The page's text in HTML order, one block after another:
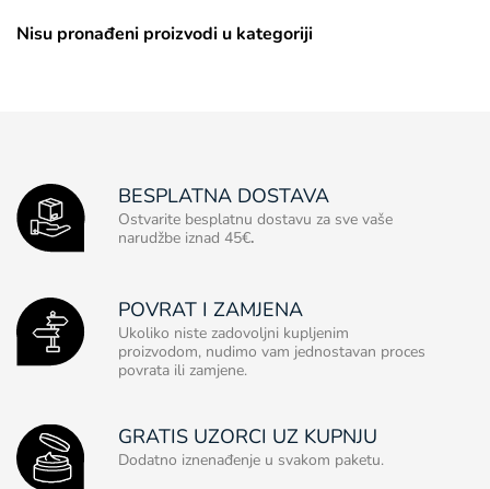
Nisu pronađeni proizvodi u kategoriji
BESPLATNA DOSTAVA
Ostvarite besplatnu dostavu za sve vaše
narudžbe iznad 45€.
POVRAT I ZAMJENA
Ukoliko niste zadovoljni kupljenim
proizvodom, nudimo vam jednostavan proces
povrata ili zamjene.
GRATIS UZORCI UZ KUPNJU
Dodatno iznenađenje u svakom paketu.